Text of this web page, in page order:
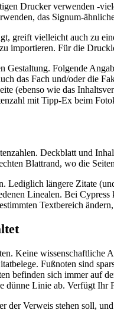
Drucker verwenden -
das Signum-
greift vielleicht auch zu
importieren. Für die
Gestaltung. Folgende
das Fach und/oder die
(ebenso wie das
mit Tipp-Ex beim
Deckblatt und
Blattrand, wo die
Lediglich längere Zitate
Linealen. Bei
Textbereich
Keine wissenschaftliche
Fußnoten sind
befinden sich immer auf
dünne Linie ab. Verfügt
der Verweis stehen soll,